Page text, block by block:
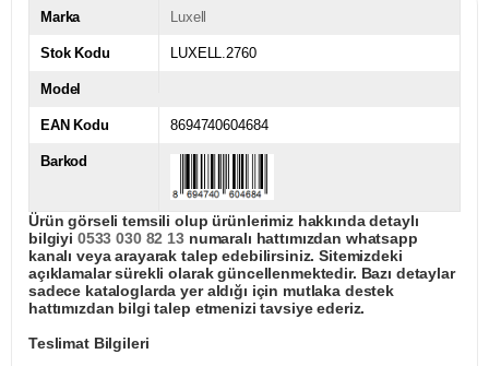
Marka Luxell
Stok Kodu LUXELL.2760
Model
EAN Kodu 8694740604684
Barkod
Ürün görseli temsili olup ürünlerimiz hakkında detaylı
bilgiyi 0533 030 82 13numaralı hattımızdan whatsapp
kanalı veya arayarak talep edebilirsiniz. Sitemizdeki
açıklamalar sürekli olarak güncellenmektedir. Bazı detaylar
sadece kataloglarda yer aldığı için mutlaka destek
hattımızdan bilgi talep etmenizi tavsiye ederiz.
Teslimat Bilgileri